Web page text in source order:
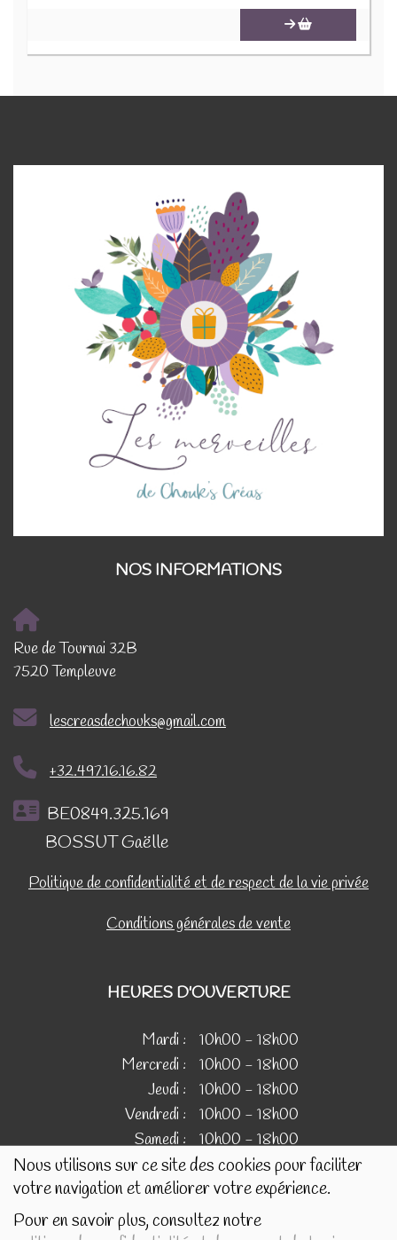
Nous utilisons sur ce site des cookies pour faciliter
votre navigation et améliorer votre expérience.
Pour en savoir plus, consultez notre
NOS INFORMATIONS
Rue de Tournai 32B
7520 Templeuve
lescreasdechouks@gmail.com
+32.497.16.16.82
BE0849.325.169
BOSSUT Gaëlle
Politique de confidentialité et de respect de la vie privée
Conditions générales de vente
HEURES D'OUVERTURE
Mardi :
10h00 - 18h00
Mercredi :
10h00 - 18h00
Jeudi :
10h00 - 18h00
Vendredi :
10h00 - 18h00
Samedi : 10h00 - 18h00
IMAGES